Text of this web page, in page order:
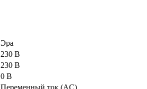
Эра
230 В
230 В
0 В
Переменный ток (AC)